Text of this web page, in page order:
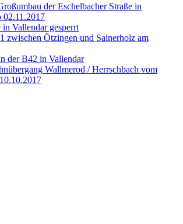
der Eschelbacher Straße in
02.11.2017
in Vallendar gesperrt
zwischen Ötzingen und Sainerholz am
der B42 in Vallendar
Wallmerod / Herrschbach vom